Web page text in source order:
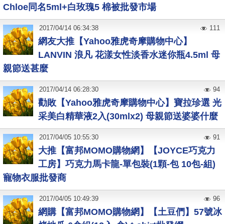
Chloe同名5ml+白玫瑰5 棉被批發市場
網友大推【Yahoo雅虎奇摩購物中心】
LANVIN 浪凡 花漾女性淡香水迷你瓶4.5ml 母
親節送甚麼
2017/04/14 06:34:38 111
勸敗【Yahoo雅虎奇摩購物中心】寶拉珍選 光
采美白精華液2入(30mlx2) 母親節送婆婆什麼
2017/04/14 06:28:30 94
大推【富邦MOMO購物網】【JOYCE巧克力
工房】巧克力馬卡龍-單包裝(1顆-包 10包-組)
寵物衣服批發商
2017/04/05 10:55:30 91
網購【富邦MOMO購物網】【土豆們】57號冰
2017/04/05 10:49:39 96